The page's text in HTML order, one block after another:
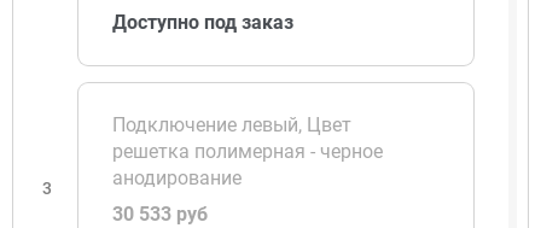
Доступно под заказ
3
Подключение левый, Цвет
решетка полимерная - черное
анодирование
30 533 руб